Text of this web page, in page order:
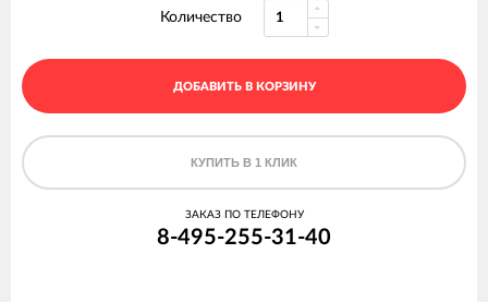
Количество
ДОБАВИТЬ В КОРЗИНУ
КУПИТЬ В 1 КЛИК
ЗАКАЗ ПО ТЕЛЕФОНУ
8-495-255-31-40